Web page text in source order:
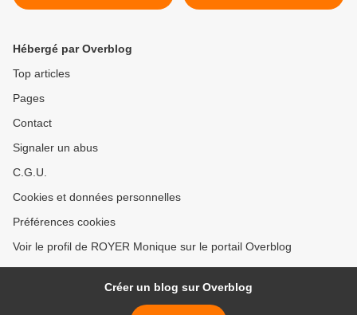
d’histoire locale « Jean
peu commune, la
Hébergé par Overblog
Top articles
Pages
Contact
Signaler un abus
C.G.U.
Cookies et données personnelles
Préférences cookies
Voir le profil de ROYER Monique sur le portail Overblog
Créer un blog sur Overblog